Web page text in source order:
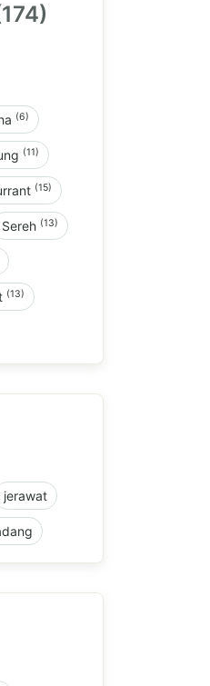
(6)
(11)
(15)
Sereh (13)
(13)
jerawat